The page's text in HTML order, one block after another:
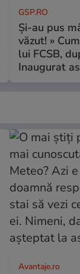
GSP.RO
Și-au pus
văzut! »
lui FCSB,
Inaugurat
Avantaje.ro